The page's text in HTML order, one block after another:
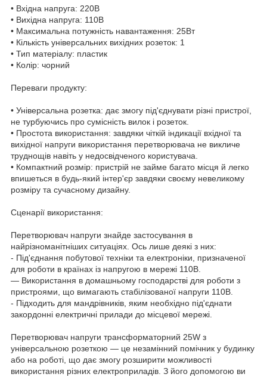
• Вхідна напруга: 220В
• Вихідна напруга: 110В
• Максимальна потужність навантаження: 25Вт
• Кількість універсальних вихідних розеток: 1
• Тип матеріалу: пластик
• Колір: чорний
Переваги продукту:
• Універсальна розетка: дає змогу під'єднувати різні пристрої,
не турбуючись про сумісність вилок і розеток.
• Простота використання: завдяки чіткій індикації вхідної та
вихідної напруги використання перетворювача не викличе
труднощів навіть у недосвідченого користувача.
• Компактний розмір: пристрій не займе багато місця й легко
впишеться в будь-який інтер'єр завдяки своєму невеликому
розміру та сучасному дизайну.
Сценарії використання:
Перетворювач напруги знайде застосування в
найрізноманітніших ситуаціях. Ось лише деякі з них:
- Під'єднання побутової техніки та електроніки, призначеної
для роботи в країнах із напругою в мережі 110В.
— Використання в домашньому господарстві для роботи з
пристроями, що вимагають стабілізованої напруги 110В.
- Підходить для мандрівників, яким необхідно під'єднати
закордонні електричні прилади до місцевої мережі.
Перетворювач напруги трансформаторний 25W з
універсальною розеткою — це незамінний помічник у будинку
або на роботі, що дає змогу розширити можливості
використання різних електроприладів. З його допомогою ви